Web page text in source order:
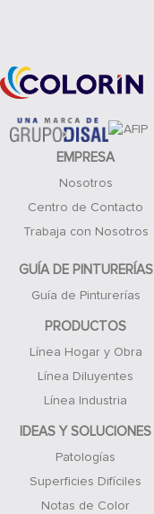
EMPRESA
Nosotros
Centro de Contacto
Trabaja con Nosotros
GUÍA DE PINTURERÍAS
Guía de Pinturerías
PRODUCTOS
Línea Hogar y Obra
Línea Diluyentes
Línea Industria
IDEAS Y SOLUCIONES
Patologías
Superficies Difíciles
Notas de Color